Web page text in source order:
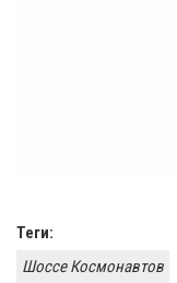
Теги:
Шоссе Космонавтов